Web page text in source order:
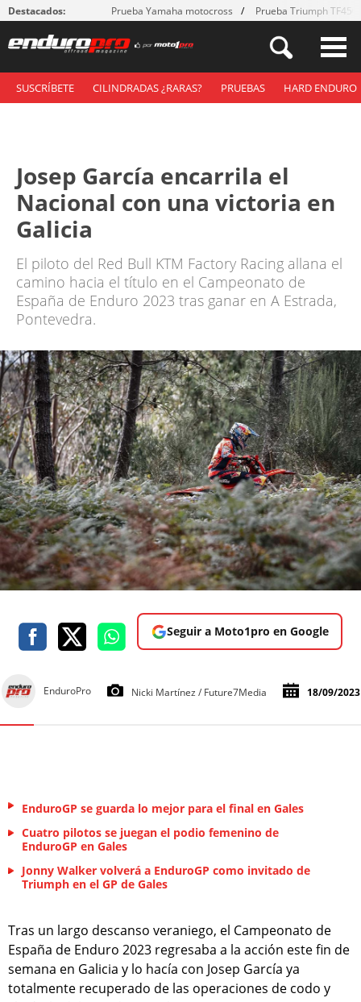
Destacados: Prueba Yamaha motocross Prueba Triumph
SUSCRÍBETE CILINDRADAS ¿RARAS? PRUEBAS HARD ENDURO
Josep García encarrila el
Nacional con una victoria en
Galicia
El piloto del Red Bull KTM Factory Racing allana el
camino hacia el título en el Campeonato de
España de Enduro 2023 tras ganar en A Estrada,
Pontevedra.
Seguir a Moto1pro en Google
EnduroPro Nicki Martínez / Future7Media 18/09/2023
EnduroGP se guarda lo mejor para el final en Gales
Cuatro pilotos se juegan el podio femenino de
EnduroGP en Gales
Jonny Walker volverá a EnduroGP como invitado de
Triumph en el GP de Gales
Tras un largo descanso veraniego, el Campeonato de
España de Enduro 2023 regresaba a la acción este fin de
semana en Galicia y lo hacía con Josep García ya
totalmente recuperado de las operaciones de codo y